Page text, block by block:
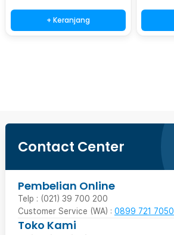
+ Keranjang
Contact Center
Pembelian Online
Telp : (021) 39 700 200
Customer Service (WA) : 0899 721 7050
Toko Kami